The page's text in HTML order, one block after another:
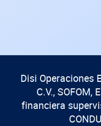
Disi Operaciones
C.V., SOFOM,
financiera